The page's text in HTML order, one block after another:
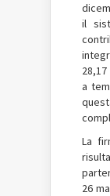
il
a
La
26